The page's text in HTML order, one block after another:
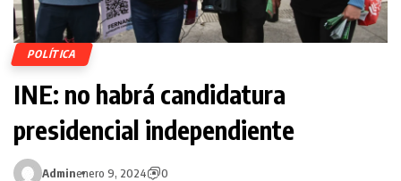
POLÍTICA
INE: no habrá candidatura
presidencial independiente
Adminenero 9, 2024 0